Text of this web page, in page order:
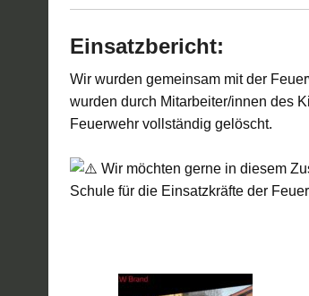
Einsatzbericht:
Wir wurden gemeinsam mit der
wurden durch Mitarbeiter/innen des
Feuerwehr vollständig gelöscht.
Wir möchten gerne in diesem
Schule für die Einsatzkräfte der